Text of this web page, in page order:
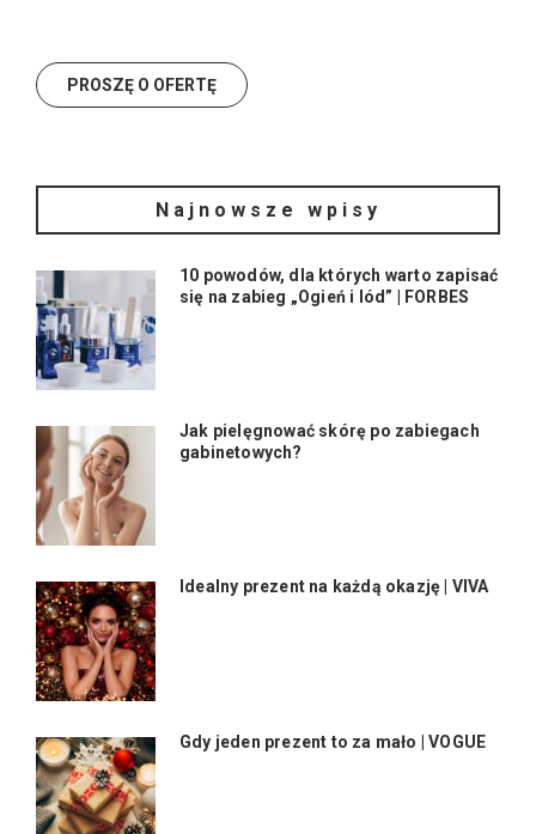
Najnowsze wpisy
10 powodów, dla których warto zapisać
się na zabieg „Ogień i lód” | FORBES
Jak pielęgnować skórę po zabiegach
gabinetowych?
Idealny prezent na każdą okazję | VIVA
Gdy jeden prezent to za mało | VOGUE